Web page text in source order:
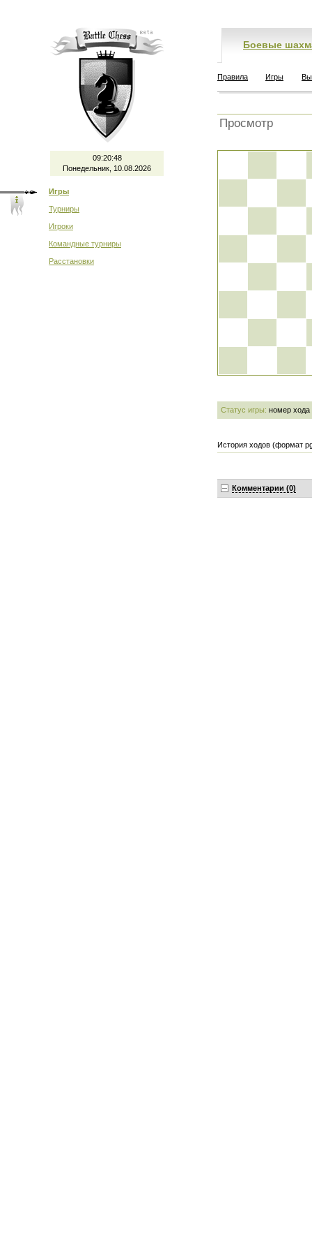
09:20:48
Понедельник, 10.08.2026
Игры
Турниры
Игроки
Командные турниры
Расстановки
Боевые
Правила Игры
Просмотр
Статус игры: номер хода
История ходов (формат
Комментарии (0)